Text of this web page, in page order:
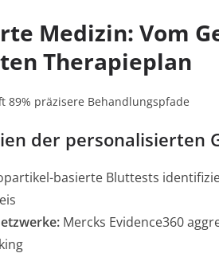
Medizin: Vom
Therapieplan
89% präzisere Behandlungspfade
der personalisierten
basierte Bluttests
: Mercks Evidence360